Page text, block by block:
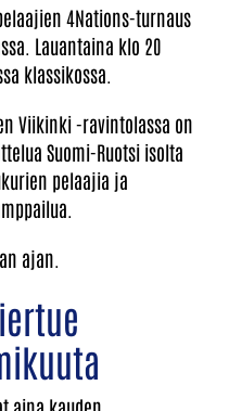
4Nations-turnaus
Lauantaina klo 20
klassikossa.
Viikinki -ravintolassa on
Suomi-Ruotsi isolta
pelaajia ja
ajan.